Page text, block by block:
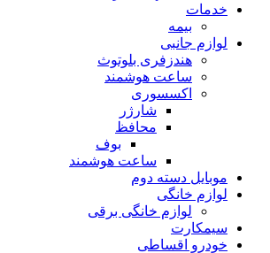
خدمات
بیمه
لوازم جانبی
هندزفری بلوتوث
ساعت هوشمند
اکسسوری
شارژر
محافظ
بوف
ساعت هوشمند
موبایل دسته دوم
لوازم خانگی
لوازم خانگی برقی
سیمکارت
خودرو اقساطی